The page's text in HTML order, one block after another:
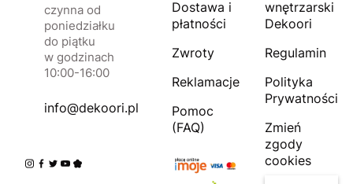
czynna od
poniedziałku
do piątku
w godzinach
10:00-16:00
info@dekoori.pl
Dostawa i
płatności
Zwroty
Reklamacje
Pomoc
(FAQ)
wnętrzarski
Dekoori
Regulamin
Polityka
Prywatności
Zmień
zgody
cookies